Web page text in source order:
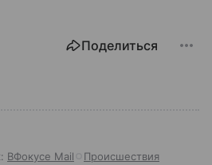
Поделиться
ВФокусе Mail Происшествия